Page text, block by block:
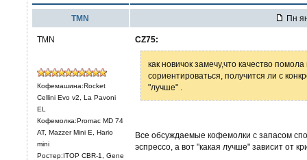
TMN Пн
TMN
Кофемашина:Rocket
Cellini Evo v2, La Pavoni
EL
Кофемолка:Promac MD 74
AT, Mazzer Mini E, Hario
mini
Ростер:ITOP CBR-1, Gene
CZ75:
как новичок замечу,что качество
сориентироваться, получится ли с
"лучше" .
Все обсуждаемые кофемолки с запасом
эспрессо, а вот "какая лучше" зависит от